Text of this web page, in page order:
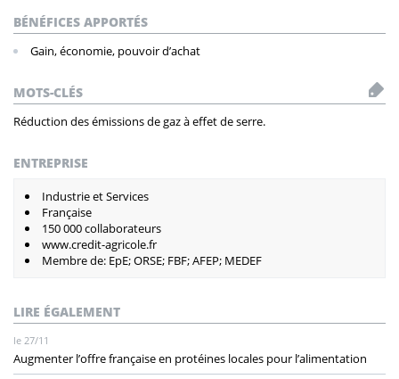
BÉNÉFICES APPORTÉS
Gain, économie, pouvoir d’achat
MOTS-CLÉS
Réduction des émissions de gaz à effet de serre.
ENTREPRISE
Industrie et Services
Française
150 000 collaborateurs
www.credit-agricole.fr
Membre de: EpE; ORSE; FBF; AFEP; MEDEF
LIRE ÉGALEMENT
le 27/11
Augmenter l’offre française en protéines locales pour l’alimentation